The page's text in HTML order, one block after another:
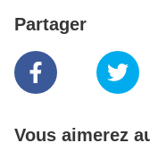
Partager
Vous aimerez